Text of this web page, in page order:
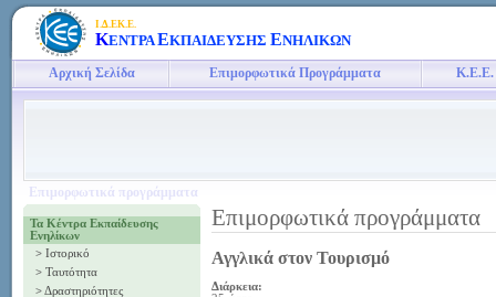
Ι.Δ.ΕΚ.Ε.
ΚΕΝΤΡΑΕΚΠΑΙΔΕΥΣΗΣ ΕΝΗΛΙΚΩΝ
Αρχική Σελίδα Επιμορφωτικά Προγράμματα Κ.Ε.Ε.
Επιμορφωτικά προγράμματα
Τα Κέντρα Εκπαίδευσης
Ενηλίκων
> Ιστορικό
> Ταυτότητα
>Δραστηριότητες
Επιμορφωτικά προγράμματα
Αγγλικά στον Τουρισμό
Διάρκεια: